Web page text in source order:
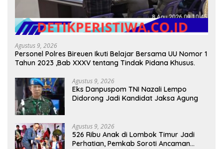
Agustus 9, 2026
Personel Polres Bireuen Ikuti Belajar Bersama UU Nomor 1
Tahun 2023 ,Bab XXXV tentang Tindak Pidana Khusus.
Agustus 9, 2026
Eks Danpuspom TNI Nazali Lempo
Didorong Jadi Kandidat Jaksa Agung
Agustus 9, 2026
526 Ribu Anak di Lombok Timur Jadi
Perhatian, Pemkab Soroti Ancaman